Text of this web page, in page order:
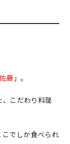
藤 」。
こだわり料理
こでしか食べられ